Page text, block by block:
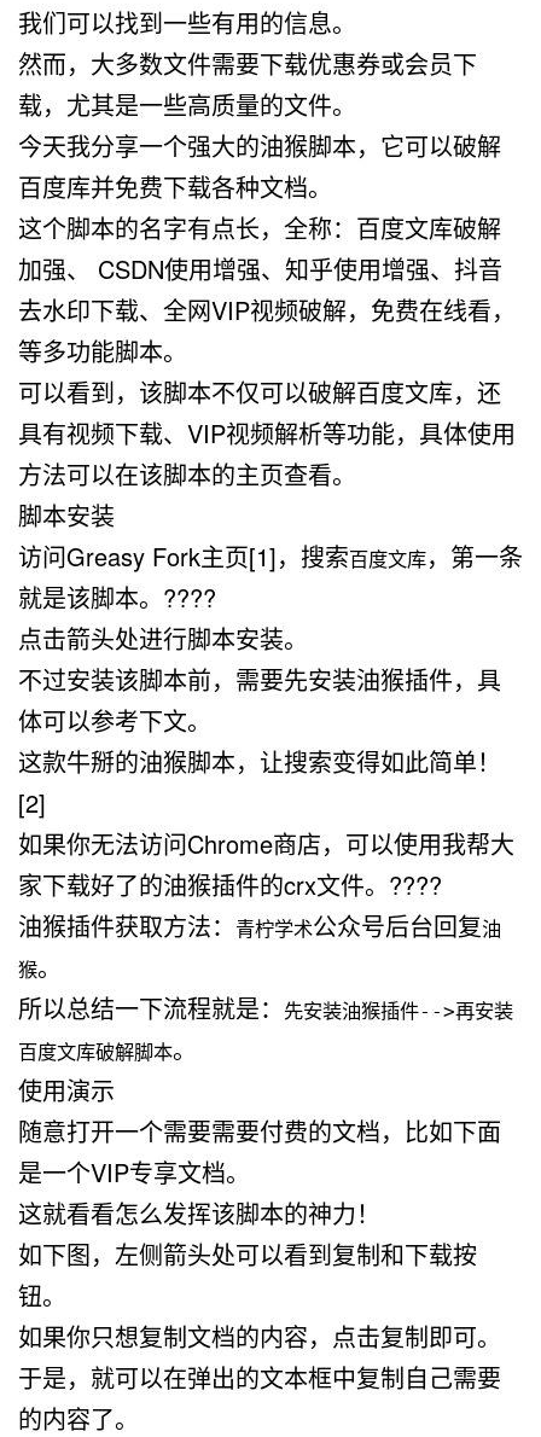
我们可以找到一些有用的信息。
然而，大多数文件需要下载优惠券或会员下
载，尤其是一些高质量的文件。
今天我分享一个强大的油猴脚本，它可以破解
百度库并免费下载各种文档。
这个脚本的名字有点长，全称：百度文库破解
加强、 CSDN使用增强、知乎使用增强、抖音
去水印下载、全网VIP视频破解，免费在线看，
等多功能脚本。
可以看到，该脚本不仅可以破解百度文库，还
具有视频下载、VIP视频解析等功能，具体使用
方法可以在该脚本的主页查看。
脚本安装
访问Greasy Fork主页[1]，搜索百度文库，第一条
就是该脚本。????
点击箭头处进行脚本安装。
不过安装该脚本前，需要先安装油猴插件，具
体可以参考下文。
这款牛掰的油猴脚本，让搜索变得如此简单！
[2]
如果你无法访问Chrome商店，可以使用我帮大
家下载好了的油猴插件的crx文件。????
油猴插件获取方法：
青柠学术公众号后台回复油
猴。
所以总结一下流程就是：
先安装油猴插件-->再安装
百度文库破解脚本。
使用演示
随意打开一个需要需要付费的文档，比如下面
是一个VIP专享文档。
这就看看怎么发挥该脚本的神力！
如下图，左侧箭头处可以看到复制和下载按
钮。
如果你只想复制文档的内容，点击复制即可。
于是，就可以在弹出的文本框中复制自己需要
的内容了。